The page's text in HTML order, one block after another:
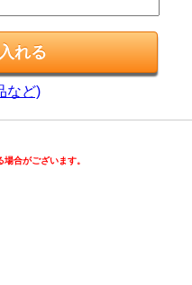
など)
合がございます。